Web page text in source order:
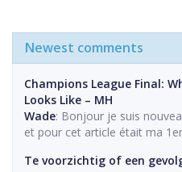
Newest comments
Champions League Final:
Looks Like – MH
Wade: Bonjour je suis
et pour cet article était ma
Te voorzichtig of een